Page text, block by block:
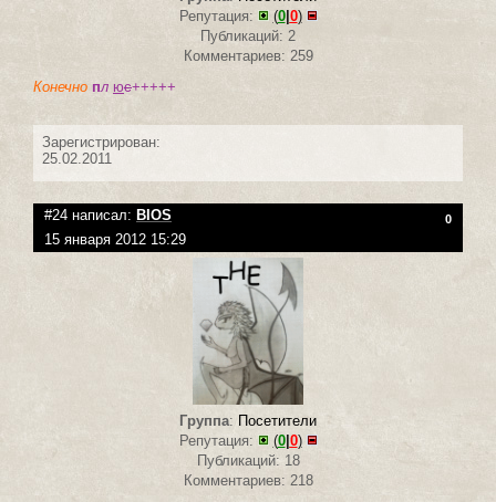
Репутация:
(0| 0)
Публикаций: 2
Комментариев: 259
Конечно пл юс+++++
Зарегистрирован:
25.02.2011
#24 написал: BIOS 0
15 января 2012 15:29
Группа: Посетители
Репутация:
(0| 0)
Публикаций: 18
Комментариев: 218